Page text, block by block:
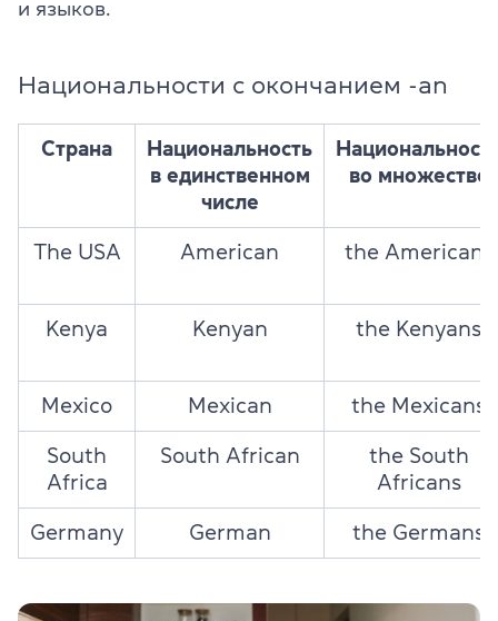
и языков.
Национальности с окончанием -an
Страна
Национальность
в единственном
числе
во множестве
The USA American the Americans
Kenya Kenyan the Kenyans
Mexico Mexican the Mexicans
South
Africa
South African
the South
Africans
Germany German the Germans